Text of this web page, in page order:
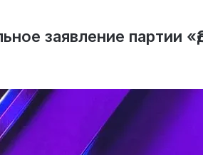
заявление партии